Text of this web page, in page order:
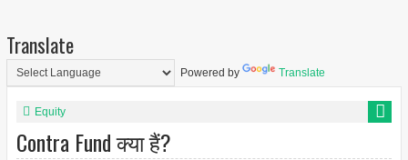
Translate
Powered by Translate
Equity
Contra Fund क्या हैं?